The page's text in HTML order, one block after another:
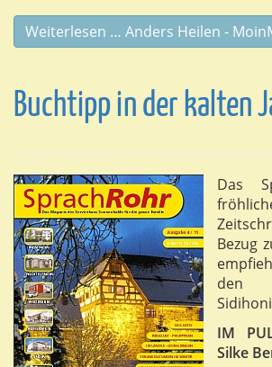
Weiterlesen … Anders Heilen -
Buchtipp in der kalten
Das
Bezug
den
IM
Silke